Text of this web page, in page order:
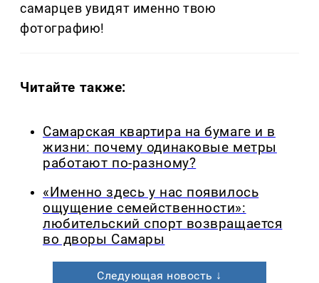
самарцев увидят именно твою
фотографию!
Читайте также:
Самарская квартира на бумаге и в
жизни: почему одинаковые метры
работают по-разному?
«Именно здесь у нас появилось
ощущение семейственности»:
любительский спорт возвращается
во дворы Самары
Следующая новость ↓